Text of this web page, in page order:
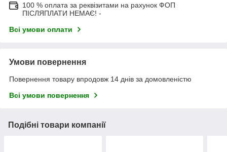
100 % оплата за реквізитами на рахунок ФОП
ПІСЛЯПЛАТИ НЕМАЄ! -
Всі умови оплати
Умови повернення
Повернення товару впродовж 14 днів за домовленістю
Всі умови повернення
Подібні товари компанії